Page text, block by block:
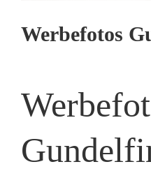
Werbefotos